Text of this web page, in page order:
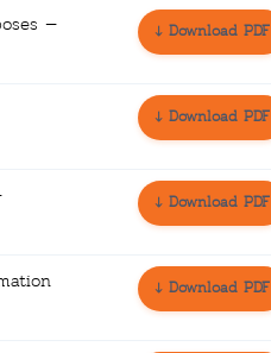
—
↓ Download PDF
↓ Download PDF
↓ Download PDF
↓ Download PDF